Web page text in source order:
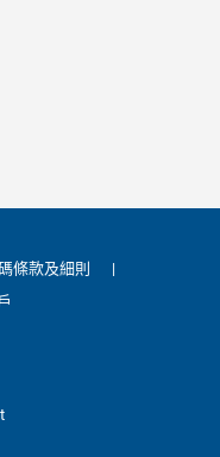
條款及細則
|